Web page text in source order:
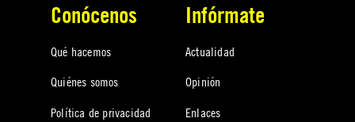
Conócenos
Qué hacemos
Quiénes somos
Política de privacidad
Infórmate
Actualidad
Opinión
Enlaces